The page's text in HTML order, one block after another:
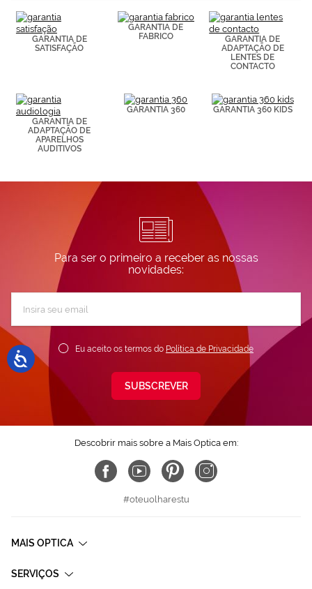
información en
nuestra
Política de
Cookies.
GARANTIA DE
SATISFAÇÃO
GARANTIA DE
FABRICO
GARANTIA DE
ADAPTAÇÃO DE
LENTES DE
CONTACTO
GARANTIA DE
ADAPTAÇÃO DE
APARELHOS
AUDITIVOS
GARANTIA 360 GARANTIA 360 KIDS
Para ser o primeiro a receber as nossas
novidades:
Newsletter:
Eu aceito os termos do Política de Privacidade
SUBSCREVER
Descobrir mais sobre a Mais Optica em:
#oteuolharestu
MAIS OPTICA
SERVIÇOS